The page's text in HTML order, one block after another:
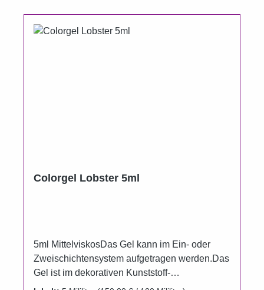
Colorgel Lobster 5ml
5ml MittelviskosDas Gel kann im Ein- oder
Zweischichtensystem aufgetragen werden.Das
Gel ist im dekorativen Kunststoff-
Aluminiumtiegel erhältlich.Um das Auslaufen